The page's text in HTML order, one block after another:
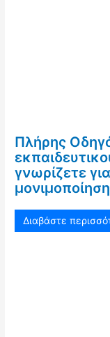
Πλήρης
γνωρίζετε
Διαβάστε